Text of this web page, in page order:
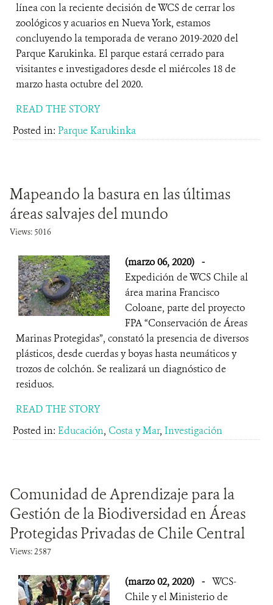
línea con la reciente decisión de WCS de cerrar los
zoológicos y acuarios en Nueva York, estamos
concluyendo la temporada de verano 2019-2020 del
Parque Karukinka. El parque estará cerrado para
visitantes e investigadores desde el miércoles 18 de
marzo hasta octubre del 2020.
READ THE STORY
Posted in: Parque Karukinka
Mapeando la basura en las últimas
áreas salvajes del mundo
Views: 5016
(marzo 06, 2020) -
Expedición de WCS Chile al
área marina Francisco
Coloane, parte del proyecto
FPA “Conservación de Áreas
Marinas Protegidas”, constató la presencia de diversos
plásticos, desde cuerdas y boyas hasta neumáticos y
trozos de colchón. Se realizará un diagnóstico de
residuos.
READ THE STORY
Posted in: Educación, Costa y Mar, Investigación
Comunidad de Aprendizaje para la
Gestión de la Biodiversidad en Áreas
Protegidas Privadas de Chile Central
Views: 2587
(marzo 02, 2020) - WCS-
Chile y el Ministerio de